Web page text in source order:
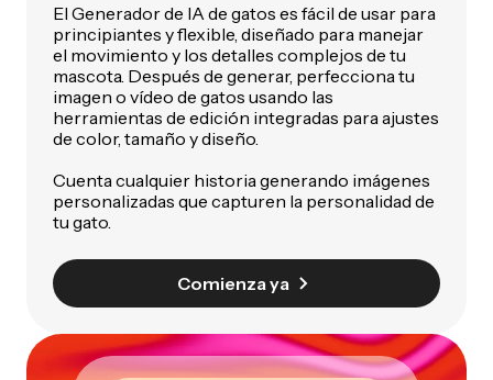
El Generador de IA de gatos es fácil de usar para
principiantes y flexible, diseñado para manejar
el movimiento y los detalles complejos de tu
mascota. Después de generar, perfecciona tu
imagen o vídeo de gatos usando las
herramientas de edición integradas para ajustes
de color, tamaño y diseño.
Cuenta cualquier historia generando imágenes
personalizadas que capturen la personalidad de
tu gato.
Comienza ya